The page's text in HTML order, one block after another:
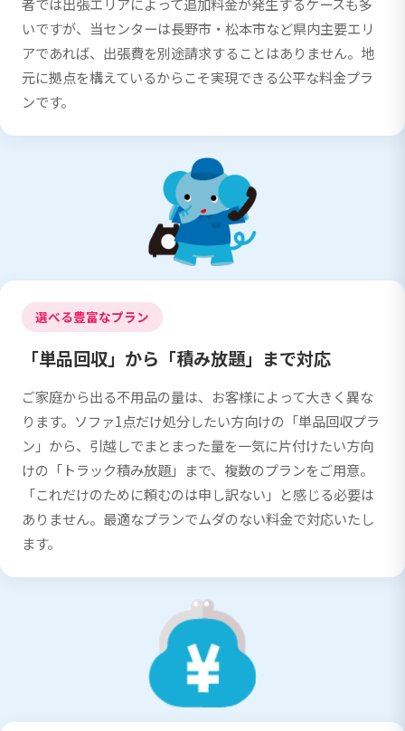
いですが、当センターは長野市・松本市など県内主要エリ
アであれば、出張費を別途請求することはありません。地
元に拠点を構えているからこそ実現できる公平な料金プラ
ンです。
選べる豊富なプラン
「単品回収」から「積み放題」まで対応
ご家庭から出る不用品の量は、お客様によって大きく異な
ります。ソファ1点だけ処分したい方向けの「単品回収プラ
ン」から、引越しでまとまった量を一気に片付けたい方向
けの「トラック積み放題」まで、複数のプランをご用意。
「これだけのために頼むのは申し訳ない」と感じる必要は
ありません。最適なプランでムダのない料金で対応いたし
ます。